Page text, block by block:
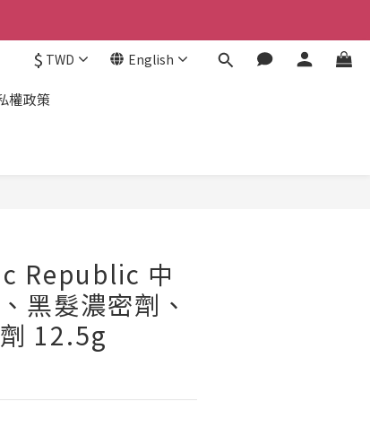
$ TWD English
權政策
Republic 中
黑髮濃密劑、
12.5g